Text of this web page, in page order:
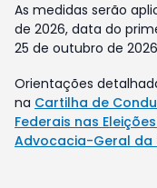
As medidas serão
de 2026, data do
25 de outubro de
Orientações
na Cartilha de
Federais nas
Advocacia-Geral da